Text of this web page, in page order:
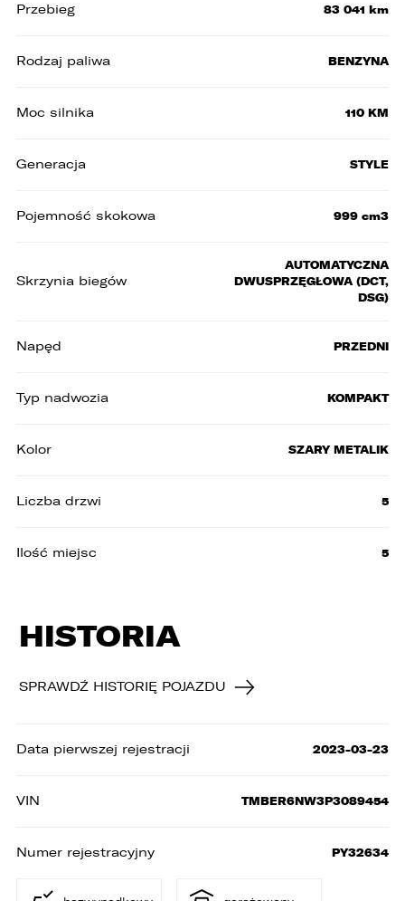
Przebieg 83 041 km
Rodzaj paliwa BENZYNA
Moc silnika 110 KM
Generacja STYLE
Pojemność skokowa 999 cm3
Skrzynia biegów
AUTOMATYCZNA
DWUSPRZĘGŁOWA (DCT,
DSG)
Napęd PRZEDNI
Typ nadwozia KOMPAKT
Kolor SZARY METALIK
Liczba drzwi 5
Ilość miejsc 5
HISTORIA
SPRAWDŹ HISTORIĘ POJAZDU
Data pierwszej rejestracji 2023-03-23
VIN TMBER6NW3P3089454
Numer rejestracyjny PY32634
W związku z realizacją wymogów
Rozporządzenia Parlamentu Europejskiego i
przetwarzaniem danych osobowych i w sprawie
rozporządzenie o ochronie danych „RODO”),
związanych.
1. Współadministratorami danych osobowych